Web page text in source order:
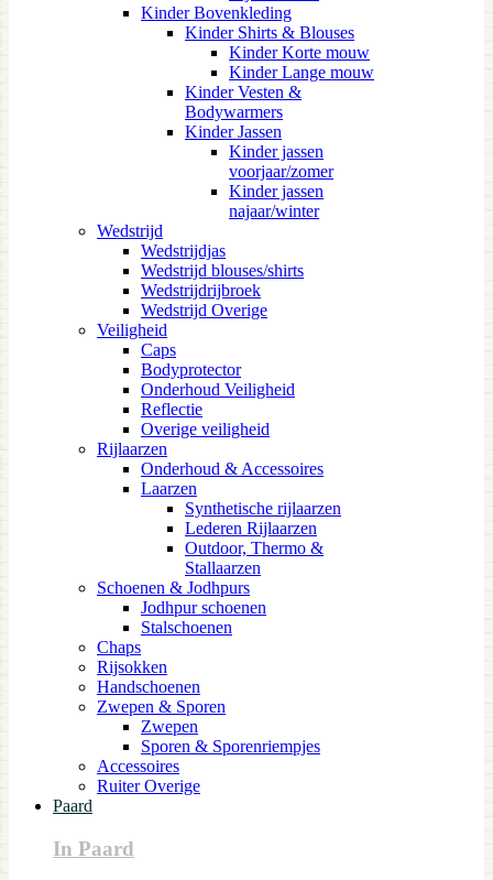
Kinder Bovenkleding
Kinder Shirts & Blouses
Kinder Korte mouw
Kinder Lange mouw
Kinder Vesten &
Bodywarmers
Kinder Jassen
Kinder jassen
voorjaar/zomer
Kinder jassen
najaar/winter
Wedstrijd
Wedstrijdjas
Wedstrijd blouses/shirts
Wedstrijdrijbroek
Wedstrijd Overige
Veiligheid
Caps
Bodyprotector
Onderhoud Veiligheid
Reflectie
Overige veiligheid
Rijlaarzen
Onderhoud & Accessoires
Laarzen
Synthetische rijlaarzen
Lederen Rijlaarzen
Outdoor, Thermo &
Stallaarzen
Schoenen & Jodhpurs
Jodhpur schoenen
Stalschoenen
Chaps
Rijsokken
Handschoenen
Zwepen & Sporen
Zwepen
Sporen & Sporenriempjes
Accessoires
Ruiter Overige
Paard
In Paard